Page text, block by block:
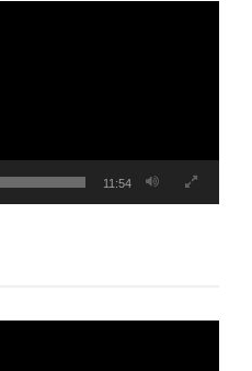
11:54